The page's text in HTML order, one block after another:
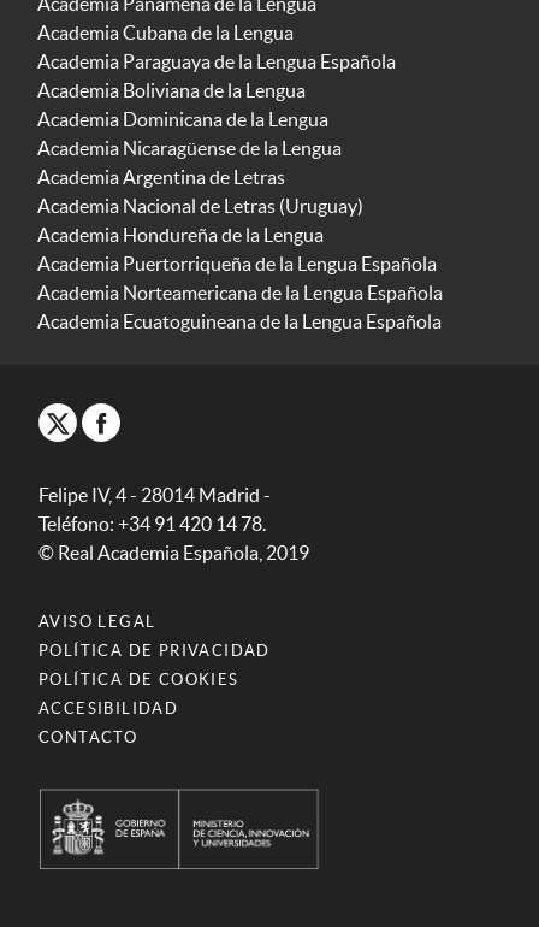
Academia Cubana de la Lengua
Academia Paraguaya de la Lengua Española
Academia Boliviana de la Lengua
Academia Dominicana de la Lengua
Academia Nicaragüense de la Lengua
Academia Argentina de Letras
Academia Nacional de Letras (Uruguay)
Academia Hondureña de la Lengua
Academia Puertorriqueña de la Lengua Española
Academia Norteamericana de la Lengua Española
Academia Ecuatoguineana de la Lengua Española
Felipe IV, 4 - 28014 Madrid -
Teléfono: +34 91 420 14 78.
© Real Academia Española, 2019
AVISO LEGAL
POLÍTICA DE PRIVACIDAD
POLÍTICA DE COOKIES
ACCESIBILIDAD
CONTACTO